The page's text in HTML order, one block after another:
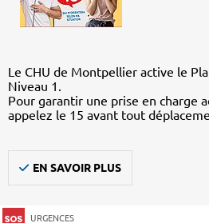
Le CHU de Montpellier active le
Niveau 1.
Pour garantir une prise en charge
appelez le 15 avant tout
EN SAVOIR PLUS
URGENCES